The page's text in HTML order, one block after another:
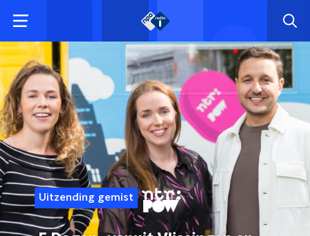
Uitzending gemist